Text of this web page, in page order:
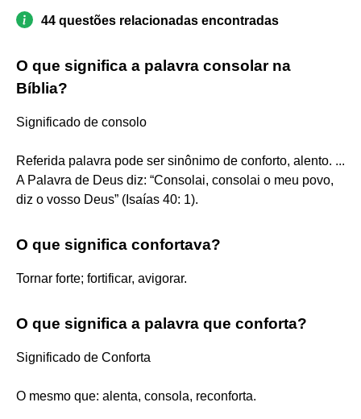
44 questões relacionadas encontradas
O que significa a palavra consolar na
Bíblia?
Significado de consolo
Referida palavra pode ser sinônimo de conforto, alento. ...
A Palavra de Deus diz: “Consolai, consolai o meu povo,
diz o vosso Deus” (Isaías 40: 1).
O que significa confortava?
Tornar forte; fortificar, avigorar.
O que significa a palavra que conforta?
Significado de Conforta
O mesmo que: alenta, consola, reconforta.